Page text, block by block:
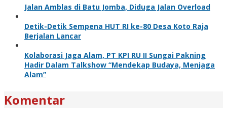
Jalan Amblas di Batu Jomba, Diduga Jalan Overload
Detik-Detik Sempena HUT RI ke-80 Desa Koto Raja
Berjalan Lancar
Kolaborasi Jaga Alam, PT KPI RU II Sungai Pakning
Hadir Dalam Talkshow “Mendekap Budaya, Menjaga
Alam”
Komentar